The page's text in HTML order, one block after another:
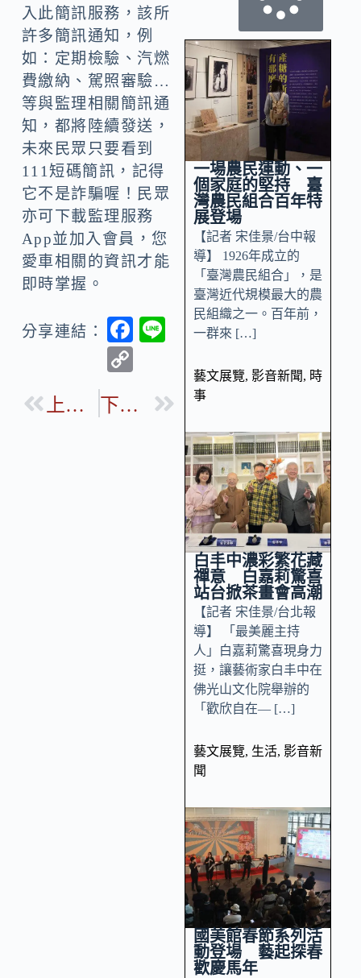
入此簡訊服務，該所
許多簡訊通知，例
如：定期檢驗、汽燃
費繳納、駕照審驗…
等與監理相關簡訊通
知，都將陸續發送，
未來民眾只要看到
111短碼簡訊，記得
它不是詐騙喔！民眾
亦可下載監理服務
App並加入會員，您
愛車相關的資訊才能
即時掌握。
分享連結：
F
bp
上一篇 下一篇
一場農民運動、一
個家庭的堅持 臺
灣農民組合百年特
展登場
【記者 宋佳景/台中報
導】 1926年成立的
「臺灣農民組合」，是
臺灣近代規模最大的農
民組織之一。百年前，
一群來 […]
藝文展覽, 影音新聞, 時
事
白丰中濃彩繁花藏
禪意 白嘉莉驚喜
站台掀茶畫會高潮
【記者 宋佳景/台北報
導】 「最美麗主持
人」白嘉莉驚喜現身力
挺，讓藝術家白丰中在
佛光山文化院舉辦的
「歡欣自在— […]
藝文展覽, 生活, 影音新
聞
國美館春節系列活
動登場 藝起探春
歡慶馬年